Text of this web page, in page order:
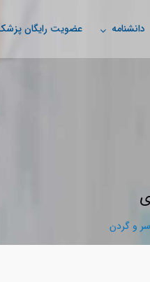
دانشنامه عضویت رایگان
و گردن